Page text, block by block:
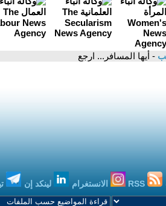
- أيها المسافر... ارجع
الانستغرام لينكد إن